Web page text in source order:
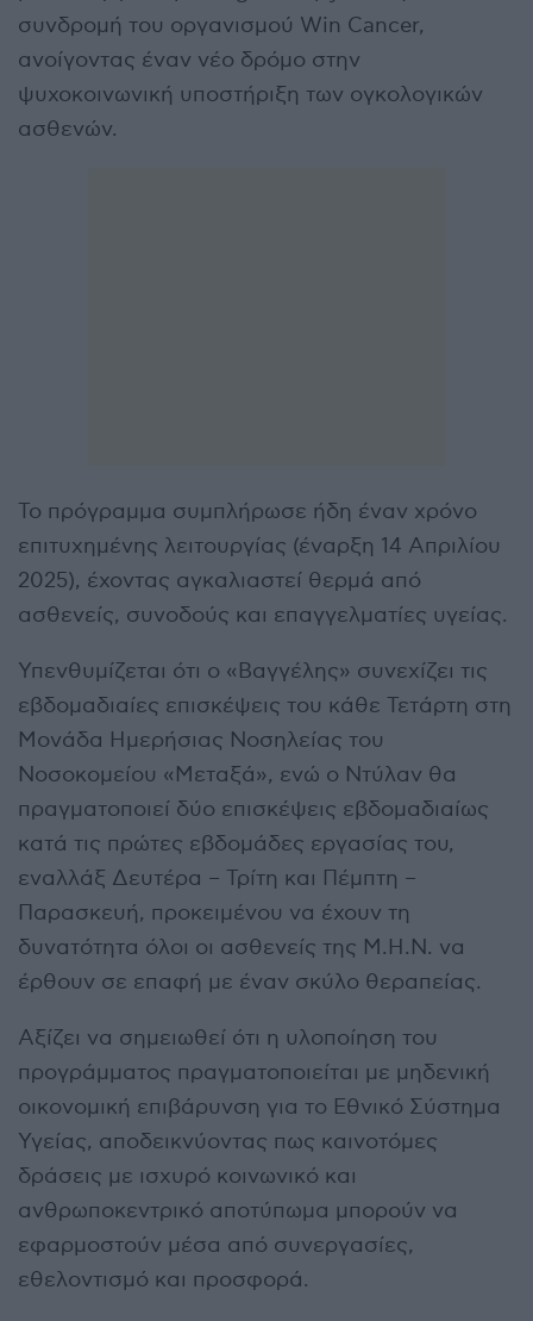
συνδρομή του οργανισμού Win Cancer,
ανοίγοντας έναν νέο δρόμο στην
ψυχοκοινωνική υποστήριξη των ογκολογικών
ασθενών.
Το πρόγραμμα συμπλήρωσε ήδη έναν χρόνο
επιτυχημένης λειτουργίας (έναρξη 14 Απριλίου
2025), έχοντας αγκαλιαστεί θερμά από
ασθενείς, συνοδούς και επαγγελματίες υγείας.
Υπενθυμίζεται ότι ο «Βαγγέλης» συνεχίζει τις
εβδομαδιαίες επισκέψεις του κάθε Τετάρτη στη
Μονάδα Ημερήσιας Νοσηλείας του
Νοσοκομείου «Μεταξά», ενώ ο Ντύλαν θα
πραγματοποιεί δύο επισκέψεις εβδομαδιαίως
κατά τις πρώτες εβδομάδες εργασίας του,
εναλλάξ Δευτέρα – Τρίτη και Πέμπτη –
Παρασκευή, προκειμένου να έχουν τη
δυνατότητα όλοι οι ασθενείς της Μ.Η.Ν. να
έρθουν σε επαφή με έναν σκύλο θεραπείας.
Αξίζει να σημειωθεί ότι η υλοποίηση του
προγράμματος πραγματοποιείται με μηδενική
οικονομική επιβάρυνση για το Εθνικό Σύστημα
Υγείας, αποδεικνύοντας πως καινοτόμες
δράσεις με ισχυρό κοινωνικό και
ανθρωποκεντρικό αποτύπωμα μπορούν να
εφαρμοστούν μέσα από συνεργασίες,
εθελοντισμό και προσφορά.